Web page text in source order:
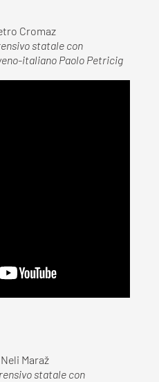
Cromaz
statale con
italiano Paolo Petricig
Maraž
statale con